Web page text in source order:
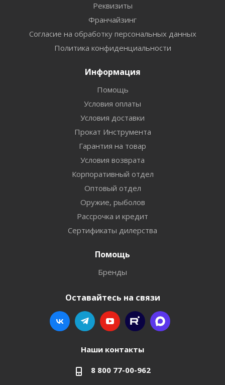
Реквизиты
Франчайзинг
Согласие на обработку персональных данных
Политика конфиденциальности
Информация
Помощь
Условия оплаты
Условия доставки
Прокат Инструмента
Гарантия на товар
Условия возврата
Корпоративный отдел
Оптовый отдел
Оружие, рыболов
Рассрочка и кредит
Сертификаты дилерства
Помощь
Бренды
Оставайтесь на связи
Наши контакты
8 800 77-00-962